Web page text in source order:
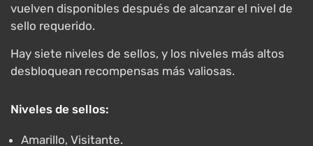
vuelven disponibles después de alcanzar el nivel de
sello requerido.
Hay siete niveles de sellos, y los niveles más altos
desbloquean recompensas más valiosas.
Niveles de sellos:
Amarillo, Visitante.